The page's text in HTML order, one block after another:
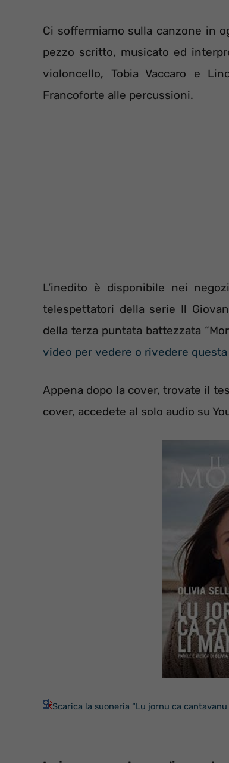
Ci soffermiamo sulla canzone in
pezzo scritto, musicato ed
violoncello, Tobia Vaccaro e
Francoforte alle percussioni.
L’inedito è disponibile nei
telespettatori della serie Il
della terza puntata battezzata
video per vedere o rivedere
Appena dopo la cover, trovate il
cover, accedete al solo audio su
Scarica la suoneria “Lu jornu ca cantavanu